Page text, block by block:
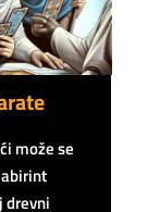
može se
drevni